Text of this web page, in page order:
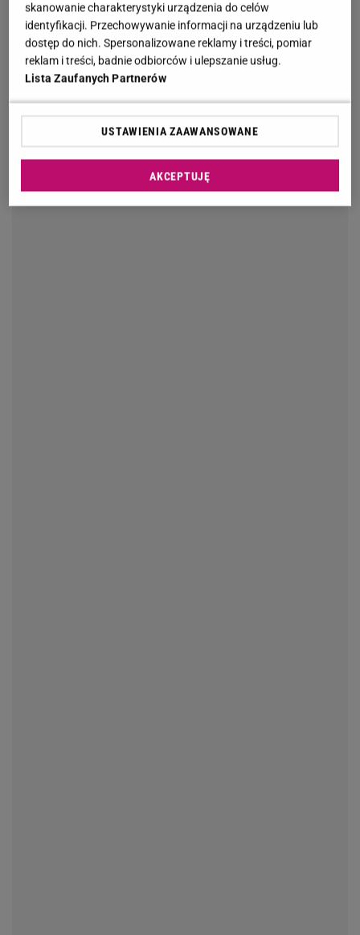
skanowanie charakterystyki urządzenia do celów
identyfikacji. Przechowywanie informacji na urządzeniu lub
dostęp do nich. Spersonalizowane reklamy i treści, pomiar
reklam i treści, badnie odbiorców i ulepszanie usług.
Lista Zaufanych Partnerów
USTAWIENIA ZAAWANSOWANE
AKCEPTUJĘ